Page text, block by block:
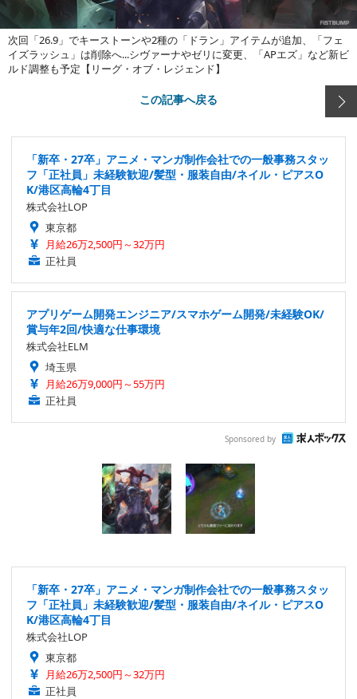
次回「26.9」でキーストーンや2種の「ドラン」アイテムが追加、「フェ
イズラッシュ」は削除へ...シヴァーナやゼリに変更、「APエズ」など新ビ
ルド調整も予定【リーグ・オブ・レジェンド】
この記事へ戻る
「新卒・27卒」アニメ・マンガ制作会社での一般事務スタッ
フ「正社員」未経験歓迎/髪型・服装自由/ネイル・ピアスO
K/港区高輪4丁目
株式会社LOP
東京都
月給26万2,500円～32万円
正社員
アプリゲーム開発エンジニア/スマホゲーム開発/未経験OK/
賞与年2回/快適な仕事環境
株式会社ELM
埼玉県
月給26万9,000円～55万円
正社員
Sponsored by
「新卒・27卒」アニメ・マンガ制作会社での一般事務スタッ
フ「正社員」未経験歓迎/髪型・服装自由/ネイル・ピアスO
K/港区高輪4丁目
株式会社LOP
東京都
月給26万2,500円～32万円
正社員